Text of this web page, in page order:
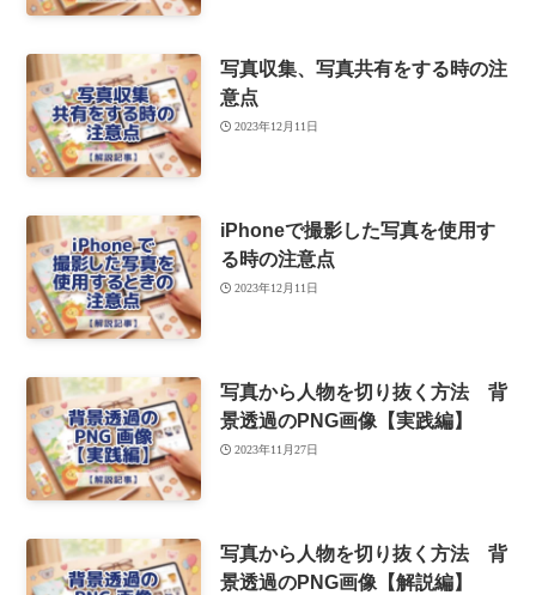
写真収集、写真共有をする時の注
意点
2023年12月11日
iPhoneで撮影した写真を使用す
る時の注意点
2023年12月11日
写真から人物を切り抜く方法 背
景透過のPNG画像【実践編】
2023年11月27日
写真から人物を切り抜く方法 背
景透過のPNG画像【解説編】